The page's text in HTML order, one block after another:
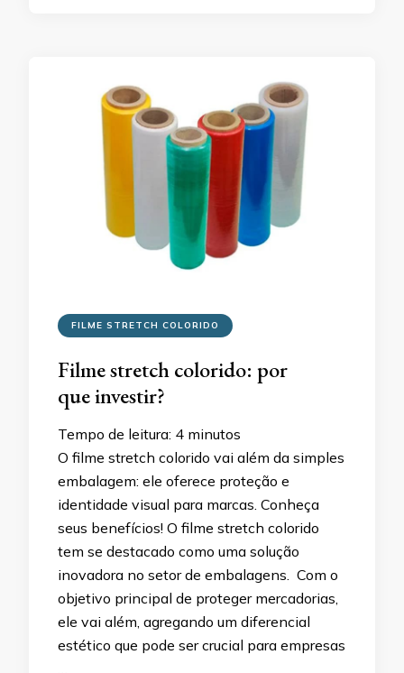
FILME STRETCH COLORIDO
Filme stretch colorido: por
que investir?
Tempo de leitura: 4 minutos
O filme stretch colorido vai além da simples
embalagem: ele oferece proteção e
identidade visual para marcas. Conheça
seus benefícios! O filme stretch colorido
tem se destacado como uma solução
inovadora no setor de embalagens. Com o
objetivo principal de proteger mercadorias,
ele vai além, agregando um diferencial
estético que pode ser crucial para empresas